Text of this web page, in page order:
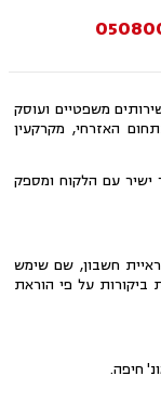
משפטיים ועוסק
האזרחי, מקרקעין
ישיר עם הלקוח ומספק
חשבון, שם שימש
ביקורות על פי הוראת
חיפה.